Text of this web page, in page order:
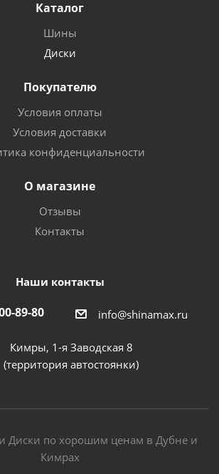
Каталог
Шины
Диски
Покупателю
Условия оплаты
Условия доставки
конфиденциальности
О магазине
Отзывы
Контакты
Наши контакты
89-80 info@shinamax.ru
Кимры, 1-я Заводская 8
(территория автостоянки)
по хорошим ценам в Дубне и
Кимрах